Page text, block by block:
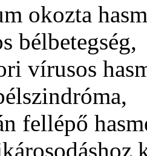
okozta
bélbetegség,
vírusos
fellépő